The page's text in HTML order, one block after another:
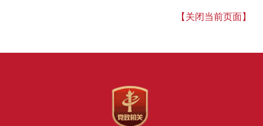
【关闭当前页面】